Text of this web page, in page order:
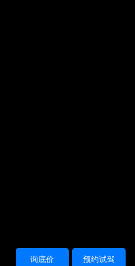
预约试驾
询底价